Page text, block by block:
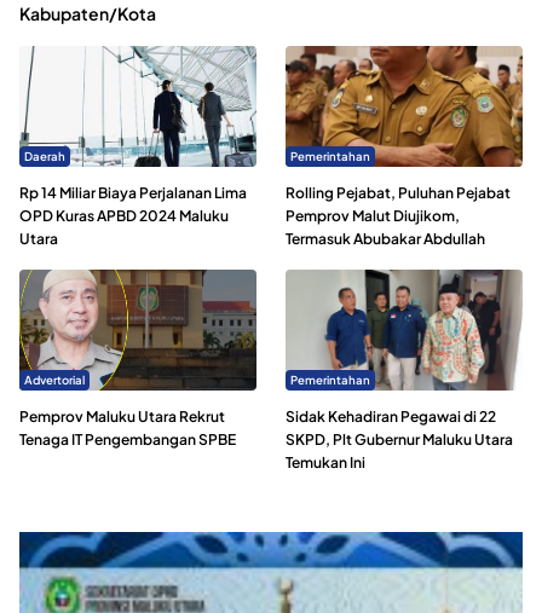
Kabupaten/Kota
Daerah
Rp 14 Miliar Biaya Perjalanan Lima
OPD Kuras APBD 2024 Maluku
Utara
Pemerintahan
Rolling Pejabat, Puluhan Pejabat
Pemprov Malut Diujikom,
Termasuk Abubakar Abdullah
Advertorial
Pemprov Maluku Utara Rekrut
Tenaga IT Pengembangan SPBE
Pemerintahan
Sidak Kehadiran Pegawai di 22
SKPD, Plt Gubernur Maluku Utara
Temukan Ini